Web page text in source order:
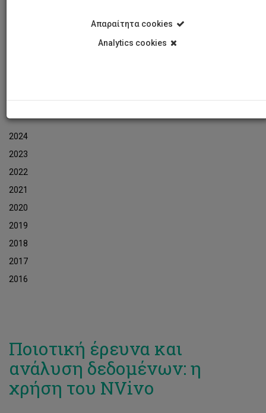
2024
2023
2022
2021
2020
2019
2018
2017
2016
Ποιοτική έρευνα και
ανάλυση δεδομένων: η
χρήση του NVivo
Απαραίτητα cookies
Analytics cookies